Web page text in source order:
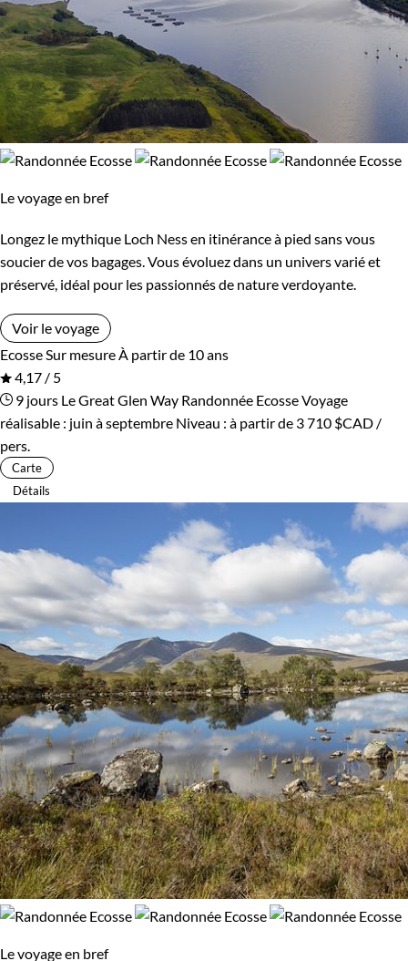
Le voyage en bref
Longez le mythique Loch Ness en itinérance à pied sans vous
soucier de vos bagages. Vous évoluez dans un univers varié et
préservé, idéal pour les passionnés de nature verdoyante.
Voir le voyage
Ecosse Sur mesure À partir de 10 ans
4,17 / 5
9 jours Le Great Glen Way Randonnée EcosseVoyage
réalisable : juin à septembre Niveau : à partir de 3 710 $CAD /
pers.
Carte
Détails
Le voyage en bref